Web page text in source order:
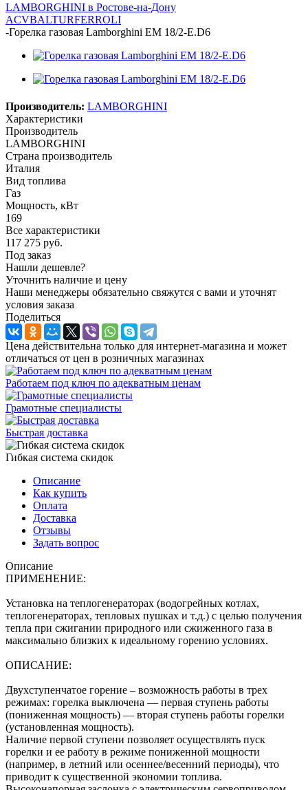
LAMBORGHINI в Ростове-на-Дону
ACVBALTURFERROLI
-Горелка газовая Lamborghini EM 18/2-E.D6
Производитель: LAMBORGHINI
Характеристики
Производитель
LAMBORGHINI
Страна производитель
Италия
Вид топлива
Газ
Мощность, кВт
169
Все характеристики
117 275 руб.
Под заказ
Нашли дешевле?
Уточнить наличие и цену
Наши менеджеры обязательно свяжутся с вами и уточнят
условия заказа
Поделиться
Цена действительна только для интернет-магазина и может
отличаться от цен в розничных магазинах
Работаем под ключ по адекватным ценам
Грамотные специалисты
Быстрая доставка
Гибкая система скидок
Описание
Как купить
Оплата
Доставка
Отзывы
Задать вопрос
Описание
ПРИМЕНЕНИЕ:
Установка на теплогенераторах (водогрейных котлах,
теплогенераторах, тепловых пушках и т.д.) с целью получения
тепла при сжигании природного или сжиженного газа в
максимально близких к идеальному горению условиях.
ОПИСАНИЕ:
Двухступенчатое горение – возможность работы в трех
режимах: горелка выключена — первая ступень работы
(пониженная мощность) — вторая ступень работы горелки
(установленная мощность).
Наличие первой ступени позволяет осуществлять пуск
горелки и ее работу в режиме пониженной мощности
(например, в летний или осеннее/весенний периоды), что
приводит к существенной экономии топлива.